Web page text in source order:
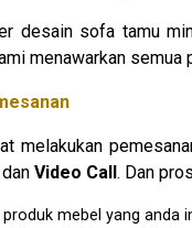
desain sofa tamu
menawarkan
melakukan
dan Video Call . Dan
produk mebel yang anda